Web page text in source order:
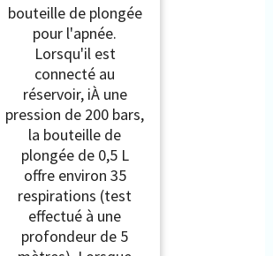
bouteille de plongée
pour l'apnée.
Lorsqu'il est
connecté au
réservoir, iÀ une
pression de 200 bars,
la bouteille de
plongée de 0,5 L
offre environ 35
respirations (test
effectué à une
profondeur de 5